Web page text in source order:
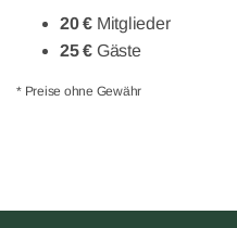
20 € Mitglieder
25 € Gäste
* Preise ohne Gewähr